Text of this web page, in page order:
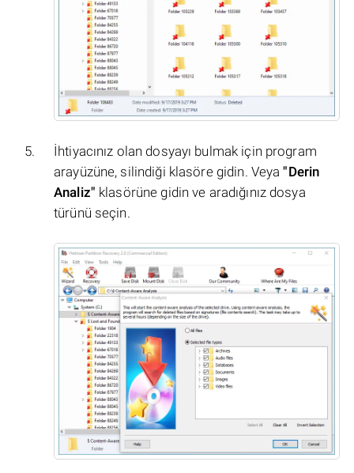
İhtiyacınız olan dosyayı bulmak için program
arayüzüne, silindiği klasöre gidin. Veya"Derin
Analiz" klasörüne gidin ve aradığınız dosya
türünü seçin.